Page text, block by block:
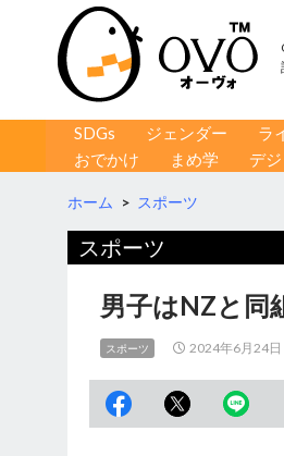
コンテンツへ移動
SDGs ジェンダー ラ
おでかけ
まめ学 デ
ホーム > スポーツ
スポーツ
男子はNZと同
スポーツ 2024年6月24日